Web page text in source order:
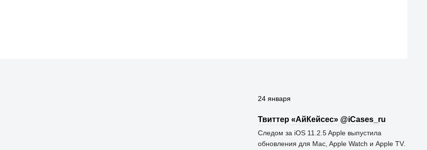
24 января
Твиттер «АйКейсес» ‏@iCases_ru
Следом за iOS 11.2.5 Apple выпустила
обновления для Mac, Apple Watch и Apple TV.